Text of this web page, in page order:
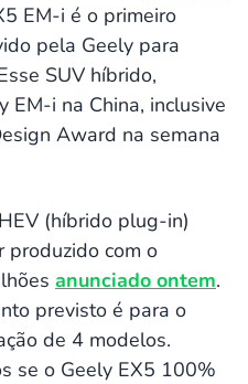
EM-i é o primeiro
pela Geely para
SUV híbrido,
EM-i na China, inclusive
Award na semana
(híbrido plug-in)
produzido com o
anunciado ontem.
previsto é para o
de 4 modelos.
se o Geely EX5 100%